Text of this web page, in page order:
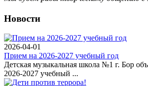
Новости
2026-04-01
Прием на 2026-2027 учебный год
Детская музыкальная школа №1 г. Бор
2026-2027 учебный ...